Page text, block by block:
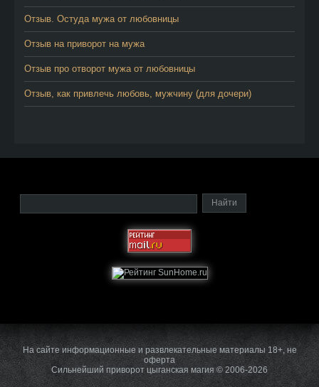
Отзыв. Остуда мужа от любовницы
Отзыв на приворот на мужа
Отзыв про отворот мужа от любовницы
Отзыв, как привлечь любовь, мужчину (для дочери)
На сайте информационные и развлекательные материалы 18+, не
оферта
Сильнейший приворот цыганская магия © 2006-2026